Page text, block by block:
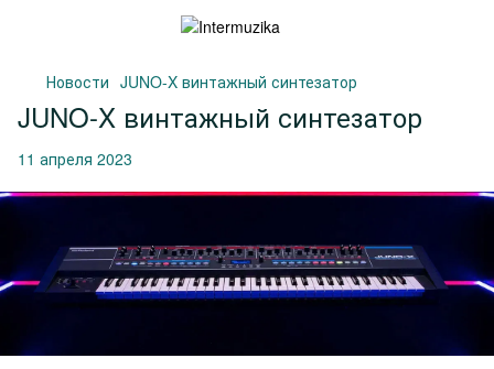
Новости JUNO-X винтажный синтезатор
JUNO-X винтажный синтезатор
11 апреля 2023